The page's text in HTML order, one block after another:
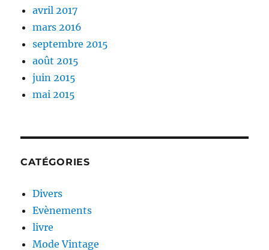
avril 2017
mars 2016
septembre 2015
août 2015
juin 2015
mai 2015
CATÉGORIES
Divers
Evènements
livre
Mode Vintage